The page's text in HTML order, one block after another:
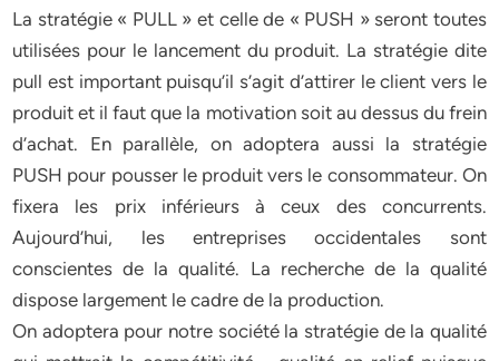
La stratégie « PULL » et celle de « PUSH » seront toutes
utilisées pour le lancement du produit. La stratégie dite
pull est important puisqu’il s’agit d’attirer le client vers le
produit et il faut que la motivation soit au dessus du frein
d’achat. En parallèle, on adoptera aussi la stratégie
PUSH pour pousser le produit vers le consommateur. On
fixera les prix inférieurs à ceux des concurrents.
Aujourd’hui, les entreprises occidentales sont
conscientes de la qualité. La recherche de la qualité
dispose largement le cadre de la production.
On adoptera pour notre société la stratégie de la qualité